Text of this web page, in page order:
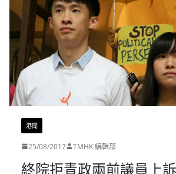
港聞
25/08/2017 TMHK 編輯部
終院拒青政兩前議員上